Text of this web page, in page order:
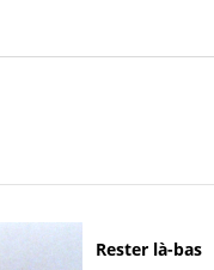
Rester là-bas